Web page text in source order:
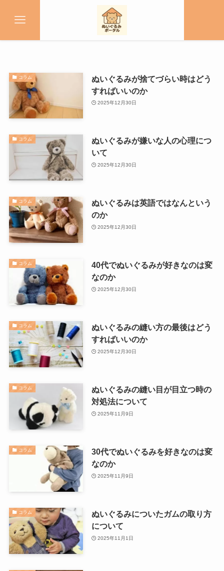
コラム
ぬいぐるみが捨てづらい時はどう
すればいいのか
2025年12月30日
コラム
ぬいぐるみが嫌いな人の心理につ
いて
2025年12月30日
コラム
ぬいぐるみは英語ではなんという
のか
2025年12月30日
コラム
40代でぬいぐるみが好きなのは変
なのか
2025年12月30日
コラム
ぬいぐるみの縫い方の最後はどう
すればいいのか
2025年12月30日
コラム
ぬいぐるみの縫い目が目立つ時の
対処法について
2025年11月9日
コラム
30代でぬいぐるみを好きなのは変
なのか
2025年11月9日
コラム
ぬいぐるみについたガムの取り方
について
2025年11月1日